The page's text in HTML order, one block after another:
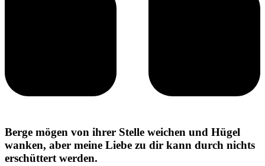
Berge mögen von ihrer Stelle weichen und Hügel
wanken, aber meine Liebe zu dir kann durch nichts
erschüttert werden.